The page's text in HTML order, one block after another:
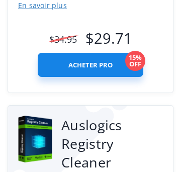
En savoir plus
$34.95 $29.71
ACHETER PRO
15%
OFF
Auslogics
Registry
Cleaner